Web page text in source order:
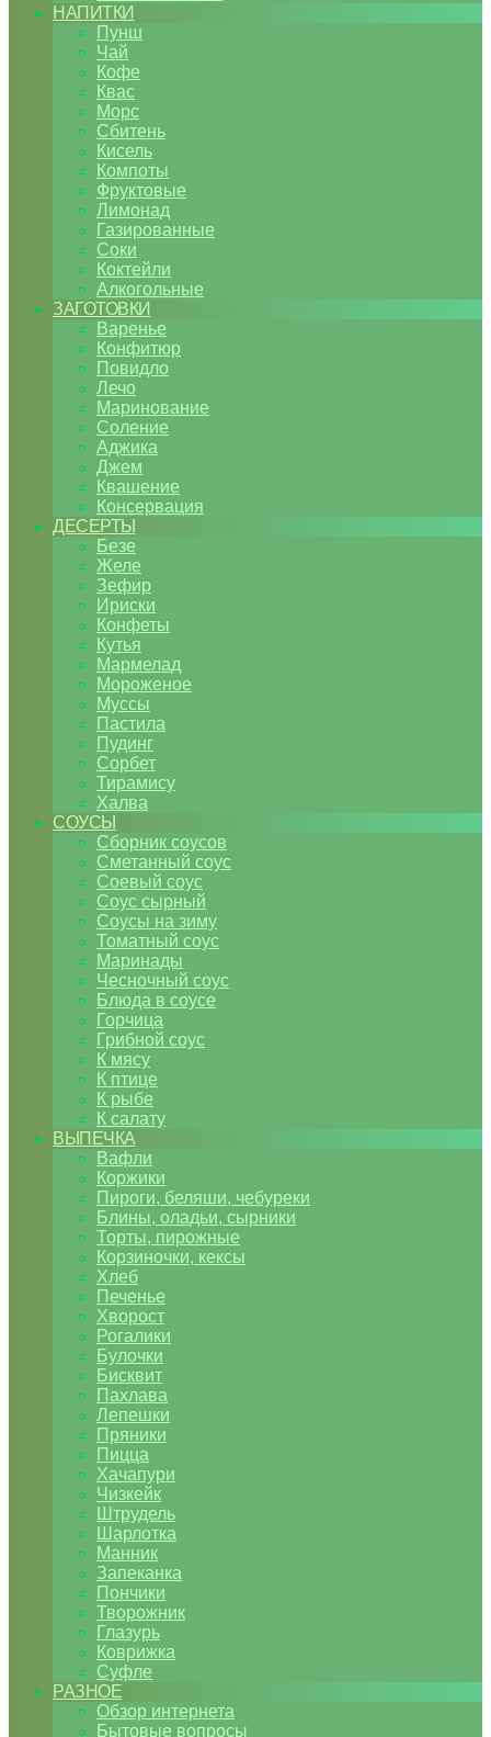
НАПИТКИ
Пунш
Чай
Кофе
Квас
Морс
Сбитень
Кисель
Компоты
Фруктовые
Лимонад
Газированные
Соки
Коктейли
Алкогольные
ЗАГОТОВКИ
Варенье
Конфитюр
Повидло
Лечо
Маринование
Соление
Аджика
Джем
Квашение
Консервация
ДЕСЕРТЫ
Безе
Желе
Зефир
Ириски
Конфеты
Кутья
Мармелад
Мороженое
Муссы
Пастила
Пудинг
Сорбет
Тирамису
Халва
СОУСЫ
Сборник соусов
Сметанный соус
Соевый соус
Соус сырный
Соусы на зиму
Томатный соус
Маринады
Чесночный соус
Блюда в соусе
Горчица
Грибной соус
К мясу
К птице
К рыбе
К салату
ВЫПЕЧКА
Вафли
Коржики
Пироги, беляши, чебуреки
Блины, оладьи, сырники
Торты, пирожные
Корзиночки, кексы
Хлеб
Печенье
Хворост
Рогалики
Булочки
Бисквит
Пахлава
Лепешки
Пряники
Пицца
Хачапури
Чизкейк
Штрудель
Шарлотка
Манник
Запеканка
Пончики
Творожник
Глазурь
Коврижка
Суфле
РАЗНОЕ
Обзор интернета
Бытовые вопросы